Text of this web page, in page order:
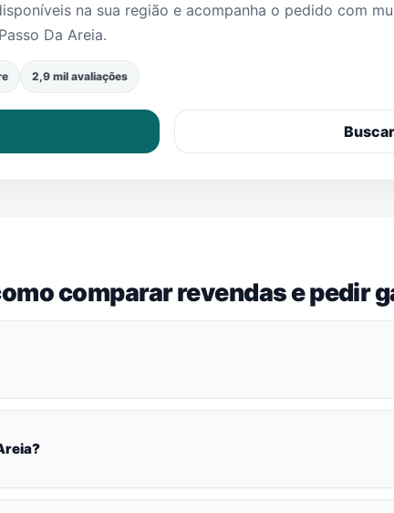
na sua região e acompanha o pedido com
Passo Da Areia.
2,9 mil avaliações
comparar revendas e pedir